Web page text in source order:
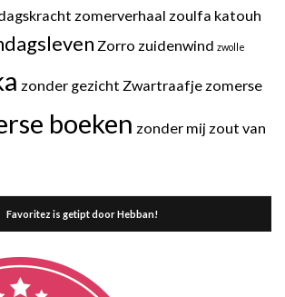
zomerverhaal zoulfa katouh
Zorro zuidenwind zwolle
zonder gezicht Zwartraafje zomerse
boeken zonder mij zout van
Favoritez is getipt door Hebban!